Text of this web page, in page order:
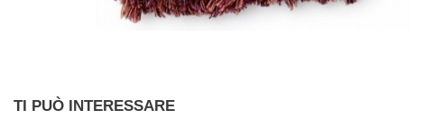
TI PUÒ INTERESSARE